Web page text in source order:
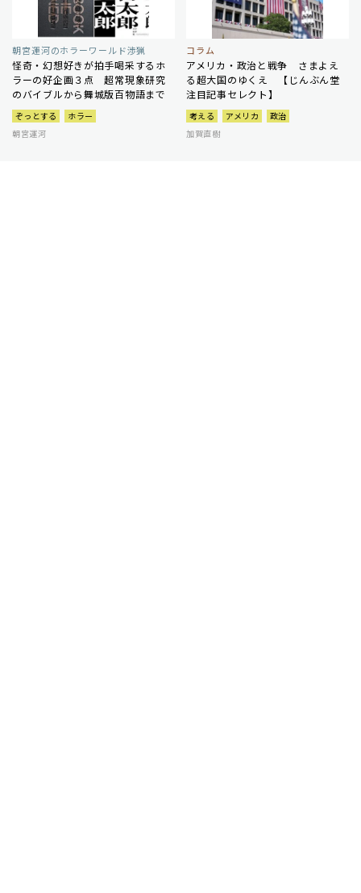
朝宮運河のホラーワールド渉猟
怪奇・幻想好きが拍手喝采するホ
ラーの好企画３点 超常現象研究
のバイブルから舞城版百物語まで
ぞっとする
ホラー
朝宮運河
コラム
アメリカ・政治と戦争 さまよえ
る超大国のゆくえ 【じんぶん堂
注目記事セレクト】
考える アメリカ
政治
加賀直樹